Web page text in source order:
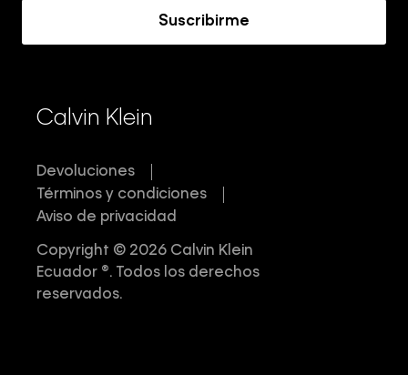
Suscribirme
Calvin Klein
Devoluciones
Términos y condiciones
Aviso de privacidad
Copyright © 2026 Calvin Klein
Ecuador ®. Todos los derechos
reservados.